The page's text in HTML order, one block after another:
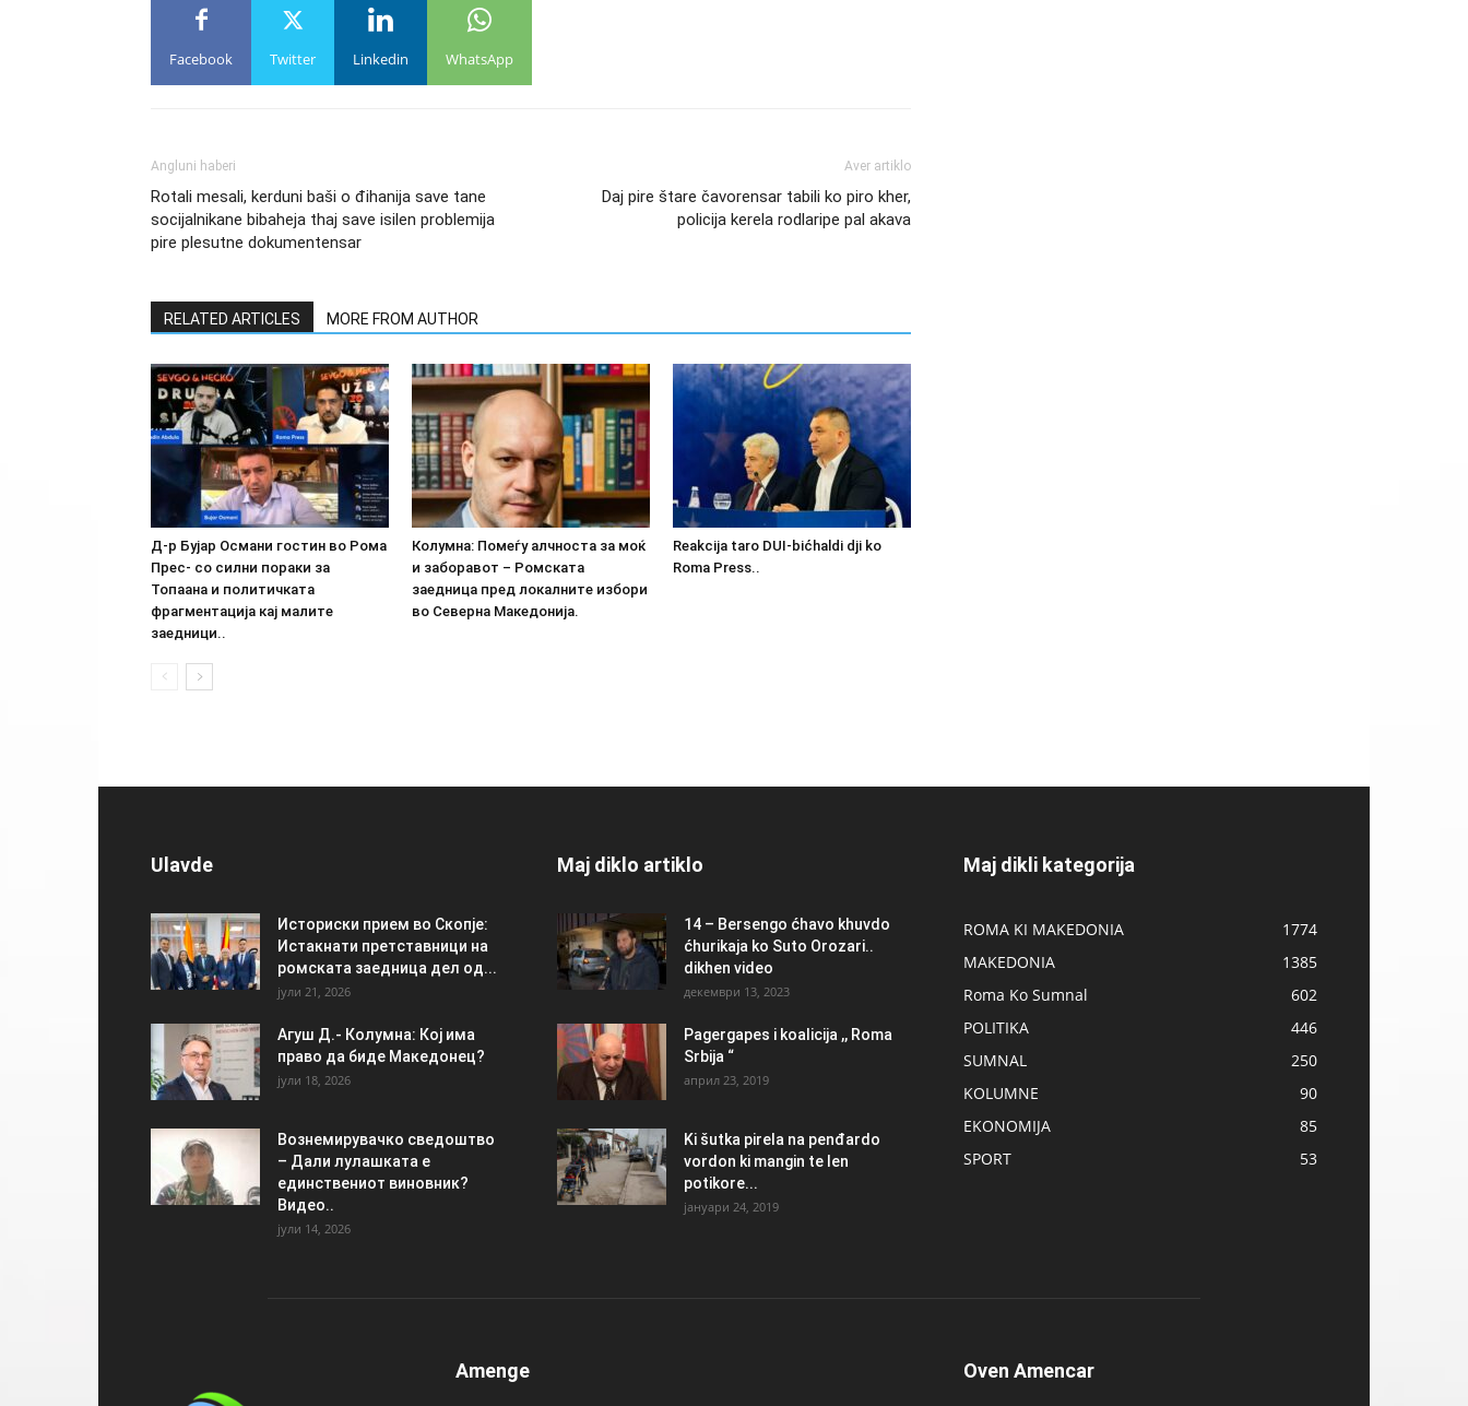
Facebook Twitter Linkedin WhatsApp
Angluni haberi
Rotali mesali, kerduni baši o đihanija save tane
socijalnikane bibaheja thaj save isilen problemija
pire plesutne dokumentensar
Aver artiklo
Daj pire štare čavorensar tabili ko piro kher,
policija kerela rodlaripe pal akava
RELATED ARTICLES MORE FROM AUTHOR
Д-р Бујар Османи гостин во Рома
Прес- со силни пораки за
Топаана и политичката
фрагментација кај малите
заедници..
Колумна: Помеѓу алчноста за моќ
и заборавот – Ромската
заедница пред локалните избори
во Северна Македонија.
Reakcija taro DUI-bićhaldi dji ko
Roma Press..
Ulavde
Историски прием во Скопје:
Истакнати претставници на
ромската заедница дел од...
јули 21, 2026
Агуш Д.- Колумна: Кој има
право да биде Македонец?
јули 18, 2026
Вознемирувачко сведоштво
– Дали лулашката е
единствениот виновник?
Видео..
јули 14, 2026
Maj diklo artiklo
14 – Bersengo ćhavo khuvdo
ćhurikaja ko Suto Orozari..
dikhen video
декември 13, 2023
Pagergapes i koalicija ,, Roma
Srbija “
април 23, 2019
Ki šutka pirela na penđardo
vordon ki mangin te len
potikore...
јануари 24, 2019
Maj dikli kategorija
ROMA KI MAKEDONIA
1774
MAKEDONIA
1385
Roma Ko Sumnal
602
POLITIKA
446
SUMNAL
250
KOLUMNE
90
EKONOMIJA
85
SPORT
53
Amenge Oven Amencar